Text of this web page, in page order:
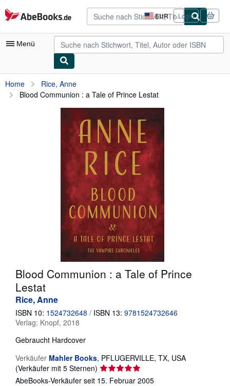
Zum Hauptinhalt
AbeBooks.de EUR
Seite
der
Einkaufseinstellungen.
Login
Menü
Nutzerkonto
Meine Bestellungen
Antiquarische Bücher
Kunst & Sammlerstücke
SCHLIESSEN
Home
Rice, Anne
Blood Communion : a Tale of Prince Lestat
Blood Communion : a Tale of Prince
Lestat
Rice, Anne
ISBN 10: 1524732648 / ISBN 13: 9781524732646
Verlag: Knopf, 2018
Gebraucht Hardcover
Verkäufer Mahler Books, PFLUGERVILLE, TX, USA
(Verkäufer mit 5 Sternen) Verkäuferbewertung
5
AbeBooks-Verkäufer seit 15. Februar 2005